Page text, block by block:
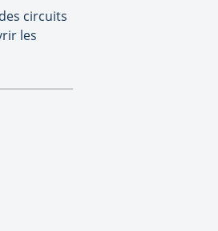
circuits
les